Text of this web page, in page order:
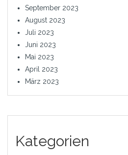
September 2023
August 2023
Juli 2023
Juni 2023
Mai 2023
April 2023
März 2023
Kategorien